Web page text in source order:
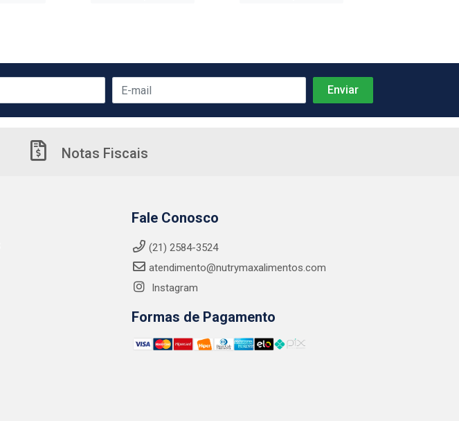
Notas Fiscais
Fale Conosco
(21) 2584-3524
atendimento@nutrymaxalimentos.com
Instagram
Formas de Pagamento